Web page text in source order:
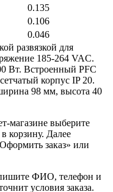
0.135
0.106
0.046
развязкой для
185-264 VAC.
Вт. Встроенный PFC
корпус IP 20.
98 мм, высота 40
магазине выберите
корзину. Далее
заказ» или
ФИО, телефон и
условия заказа.